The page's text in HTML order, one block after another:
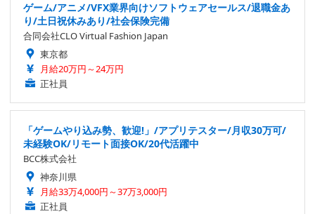
ゲーム/アニメ/VFX業界向けソフトウェアセールス/退職金あ
り/土日祝休みあり/社会保険完備
合同会社CLO Virtual Fashion Japan
東京都
月給20万円～24万円
正社員
「ゲームやり込み勢、歓迎!」/アプリテスター/月収30万可/
未経験OK/リモート面接OK/20代活躍中
BCC株式会社
神奈川県
月給33万4,000円～37万3,000円
正社員